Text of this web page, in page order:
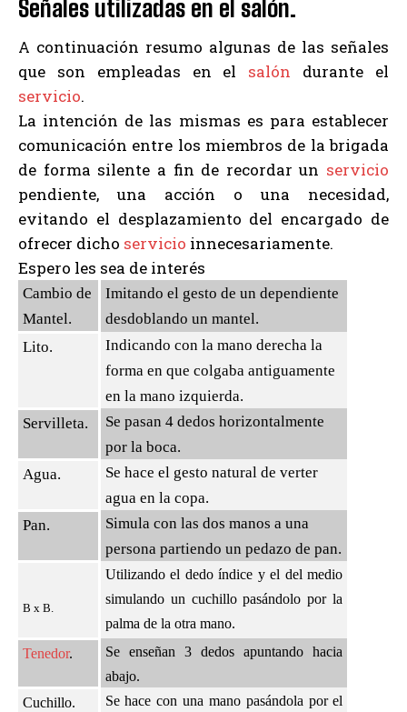
Señales utilizadas en el salón.
A continuación resumo algunas de las señales
que son empleadas en el salón durante el
servicio.
La intención de las mismas es para establecer
comunicación entre los miembros de la brigada
de forma silente a fin de recordar un servicio
pendiente, una acción o una necesidad,
evitando el desplazamiento del encargado de
ofrecer dicho servicio innecesariamente.
Espero les sea de interés
Cambio de
Mantel.
Imitando el gesto de un dependiente
desdoblando un mantel.
Lito.
Indicando con la mano derecha la
forma en que colgaba antiguamente
en la mano izquierda.
Servilleta.
Se pasan 4 dedos horizontalmente
por la boca.
Agua.
Se hace el gesto natural de verter
agua en la copa.
Pan.
Simula con las dos manos a una
persona partiendo un pedazo de pan.
B x B.
Utilizando el dedo índice y el del medio
simulando un cuchillo pasándolo por la
palma de la otra mano.
Tenedor.
Se enseñan 3 dedos apuntando hacia
abajo.
Cuchillo.
Se hace con una mano pasándola por el